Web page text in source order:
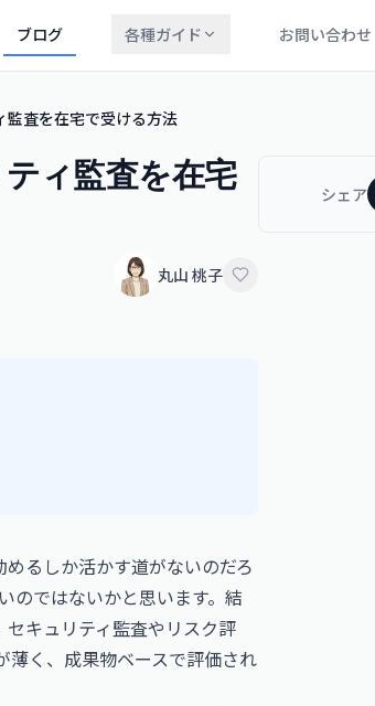
ブログ 各種ガイド お問い合わせ
監査を在宅で受ける方法
ィ監査を在宅
丸山 桃子
るしか活かす道がないのだろ
のではないかと思います。結
キュリティ監査やリスク評
薄く、成果物ベースで評価され
シェア